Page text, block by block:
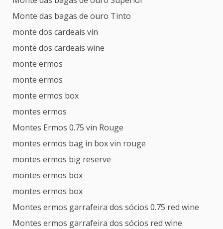
Monte das bagas de ouro Tinto
monte dos cardeais vin
monte dos cardeais wine
monte ermos
monte ermos
monte ermos box
montes ermos
Montes Ermos 0.75 vin Rouge
montes ermos bag in box vin rouge
montes ermos big reserve
montes ermos box
montes ermos box
Montes ermos garrafeira dos sócios 0.75 red wine
Montes ermos garrafeira dos sócios red wine